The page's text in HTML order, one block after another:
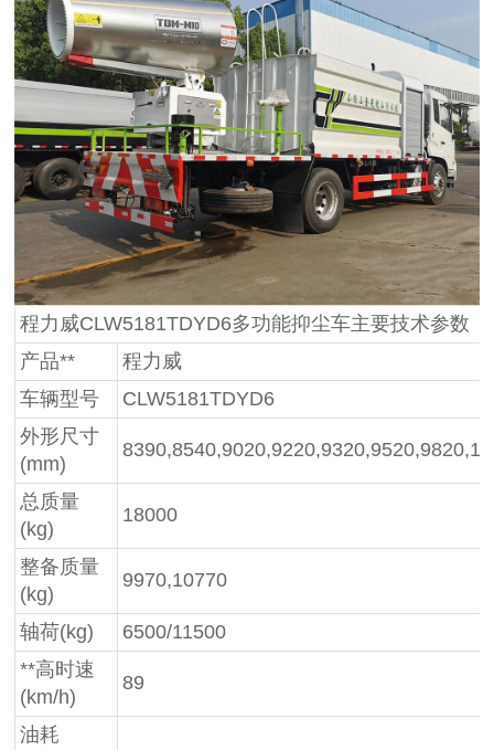
程力威CLW5181TDYD6多功能抑尘车主要技术参数
产品**
程力威
车辆型号
CLW5181TDYD6
外形尺寸
(mm)
总质量
(kg)
18000
整备质量
(kg)
9970,10770
轴荷(kg)
6500/11500
**高时速
(km/h)
89
油耗